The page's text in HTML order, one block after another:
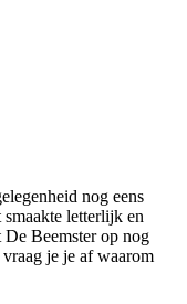
nog eens
letterlijk en
Beemster op nog
je je af waarom